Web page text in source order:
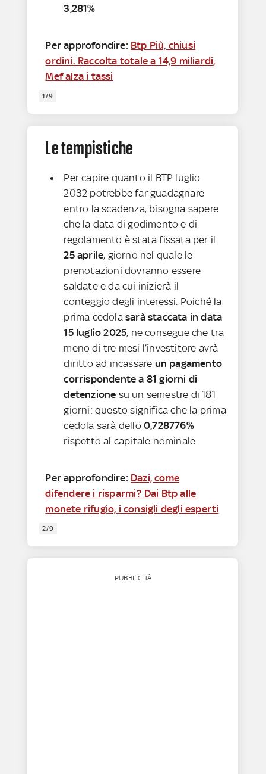
3,281%
Per approfondire: Btp Più, chiusi
ordini. Raccolta totale a 14,9 miliardi,
Mef alza i tassi
1/9
Le tempistiche
Per capire quanto il BTP luglio
2032 potrebbe far guadagnare
entro la scadenza, bisogna sapere
che la data di godimento e di
regolamento è stata fissata per il
25 aprile, giorno nel quale le
prenotazioni dovranno essere
saldate e da cui inizierà il
conteggio degli interessi. Poiché la
prima cedolasarà staccata in data
15 luglio 2025, ne consegue che tra
meno di tre mesi l’investitore avrà
diritto ad incassare un pagamento
corrispondente a 81 giorni di
detenzione su un semestre di 181
giorni: questo significa che la prima
cedola sarà dello0,728776%
rispetto al capitale nominale
Per approfondire: Dazi, come
difendere i risparmi? Dai Btp alle
monete rifugio, i consigli degli esperti
2/9
PUBBLICITÀ